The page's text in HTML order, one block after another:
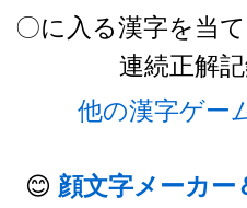
〇に入る漢字を当
連続正解記
他の漢字ゲー
😊 顔文字メーカ